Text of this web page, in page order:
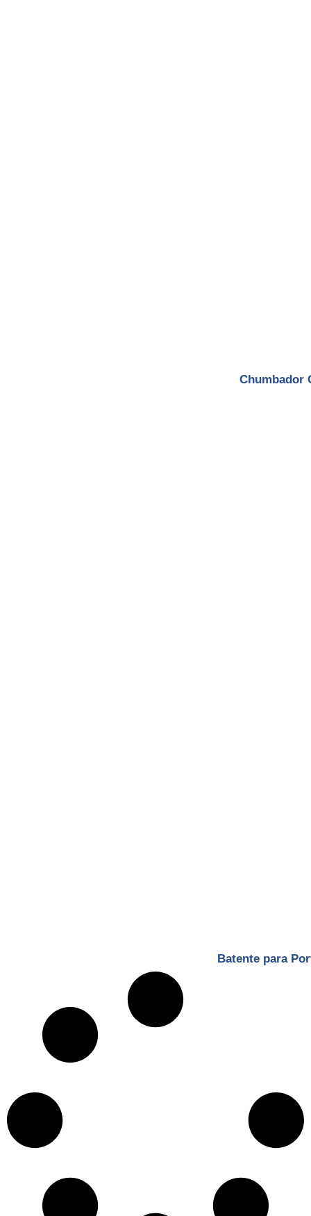
Chumbador
Batente para